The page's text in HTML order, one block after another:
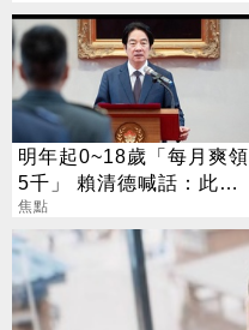
明年起0~18歲「每月爽領
5千」 賴清德喊話：此時
不生待何時
焦點